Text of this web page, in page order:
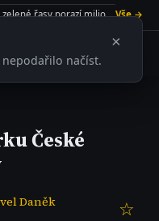
Když zelené řasy porazí miliony dolarů Vše →
České
Daněk ☆
nepodařilo načíst.
×